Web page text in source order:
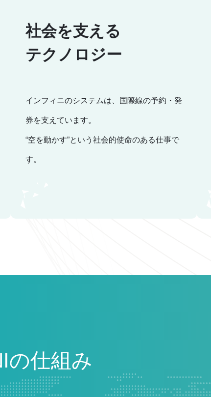
社会を支える
テクノロジー
インフィニのシステムは、国際線の予約・発
券を支えています。
“空を動かす”という社会的使命のある仕事で
す。
の仕組み